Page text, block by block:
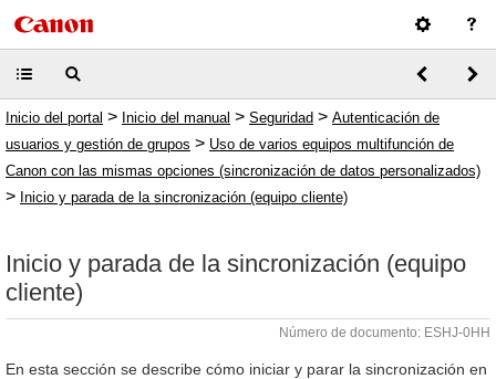
Inicio del portal > Inicio del manual > Seguridad > Autenticación de
usuarios y gestión de grupos > Uso de varios equipos multifunción de
Canon con las mismas opciones (sincronización de datos personalizados)
> Inicio y parada de la sincronización (equipo cliente)
Inicio y parada de la sincronización (equipo
cliente)
Número de documento: ESHJ-0HH
En esta sección se describe cómo iniciar y parar la sincronización en